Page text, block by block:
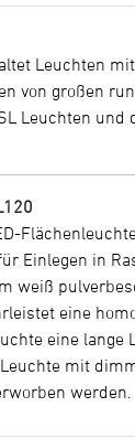
Leuchten
von großen
Leuchten
Einlegen in
weiß
eine
eine
mit
werden.